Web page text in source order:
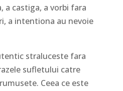
a castiga, a vorbi fara
a intentiona au nevoie
straluceste fara
sufletului catre
Ceea ce este